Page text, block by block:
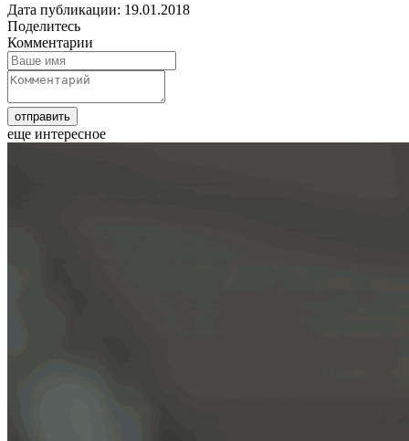
Дата публикации: 19.01.2018
Поделитесь
Комментарии
еще интересное